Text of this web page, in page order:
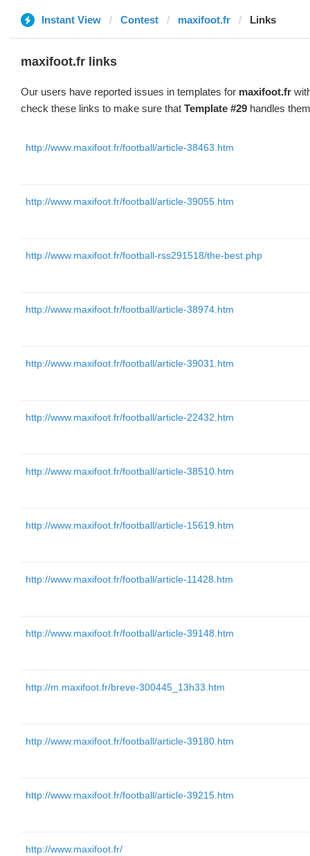
Instant View Contest maxifoot.fr Links
maxifoot.fr links
Our users have reported issues in templates for maxifoot.fr
check these links to make sure that Template #29 handles
http://www.maxifoot.fr/football/article-38463.htm
http://www.maxifoot.fr/football/article-39055.htm
http://www.maxifoot.fr/football-rss291518/the-best.php
http://www.maxifoot.fr/football/article-38974.htm
http://www.maxifoot.fr/football/article-39031.htm
http://www.maxifoot.fr/football/article-22432.htm
http://www.maxifoot.fr/football/article-38510.htm
http://www.maxifoot.fr/football/article-15619.htm
http://www.maxifoot.fr/football/article-11428.htm
http://www.maxifoot.fr/football/article-39148.htm
http://m.maxifoot.fr/breve-300445_13h33.htm
http://www.maxifoot.fr/football/article-39180.htm
http://www.maxifoot.fr/football/article-39215.htm
http://www.maxifoot.fr/